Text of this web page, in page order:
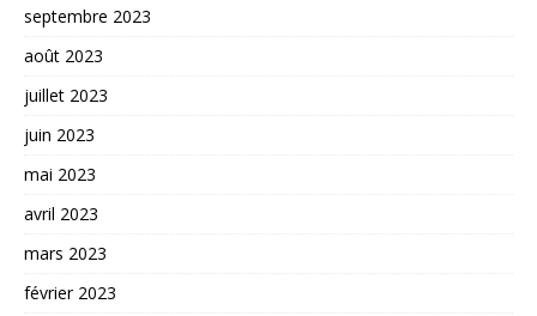
septembre 2023
août 2023
juillet 2023
juin 2023
mai 2023
avril 2023
mars 2023
février 2023